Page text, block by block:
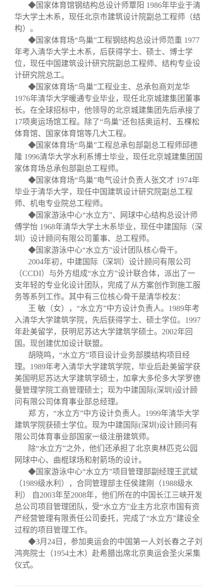
◆国家体育馆钢结构总设计师覃阳 1986年毕业于清
华大学土木系，现任北京市建筑设计院副总工程师（结
构）。
◆国家体育场“鸟巢”工程钢结构总设计师范重 1977
年考入清华大学土木系，后获得学士、硕士、博士学
位，现任中国建筑设计研究院副总工程师、结构专业设
计研究院总工。
◆国家体育场“鸟巢”工程业主、总承包商刘龙华
1976年清华大学暖通专业毕业，现任北京城建集团董事
长。在全球招标中，他领导的北京城建集团先后承接了
17项奥运场馆工程。除了“鸟巢”还包括奥运村、五棵松
体育馆、国家体育馆等几大工程。
◆国家体育场“鸟巢”工程总承包部副总工程师邱德
隆 1996清华大学水利系博士毕业，现任北京城建集团国
家体育场总承包部副总工程师。
◆国家体育场“鸟巢”电气设计负责人张文才 1974年
毕业于清华大学，现任中国建筑设计研究院副总工程
师、机电专业院总工程师。
◆国家游泳中心“水立方”、网球中心结构总设计师
傅学怡 1968年清华大学土木系毕业，现任中建国际（深
圳）设计顾问有限公司董事、总工程师。
◆国家游泳中心“水立方”设计团队核心骨干。
2004年初，中建国际（深圳）设计顾问有限公司
（CCDI）与外方组成“水立方”设计联合体，派出了一
支年轻的专业化设计团队，完成了从方案创作到施工服
务等系列工作。其中有三位核心骨干是清华校友：
王 敏（女），“水立方”中方设计负责人。 1989年考
入清华大学建筑学院，先后获得学士、硕士学位。 1997
年赴美留学，获明尼苏达大学建筑学硕士。 2002年回
国。现创建优加设计联盟。
胡晓鸣，“水立方”项目设计业务部膜结构项目经
理。 1989年考入清华大学建筑学院，毕业后赴美留学获
美国明尼苏达大学建筑学硕士，加拿大多伦多大学罗德
曼管理学院工商管理硕士；现为中建国际(深圳 )设计顾
问有限公司体育事业部总经理。
郑 方，“水立方”中方设计负责人。 1999年清华大学
建筑学院获硕士学位。现为中建国际(深圳 )设计顾问有
限公司体育事业部国家一级注册建筑师。
除“水立方”之外，他们还承担了北京奥林匹克公园
网球中心、曲棍球场和射箭场的设计。
◆国家游泳中心“水立方”项目管理部副经理王武斌
（1989级水利），合同管理部主任侯建刚（1988级水
利）
自2003年至2008年，他们所在的中国长江三峡开发
总公司项目管理团队，受“水立方”业主方北京市国有资
产经营管理有限责任公司委托，完成了“水立方”建设全
过程的项目管理工作。
◆3月 24 日 ，参加奥运会的中国第一人刘长春之子刘
鸿亮院士（1954土木）赴希腊出席北京奥运会圣火采集
仪式。